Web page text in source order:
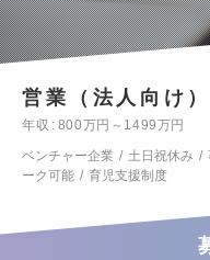
営業（法人向け）
年収
800万円～1499万円
ベンチャー企業
土日祝休み
ーク可能
育児支援制度